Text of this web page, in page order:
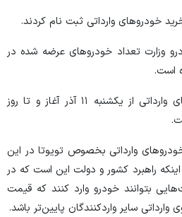
وزارت تعداد خودرو‌های عرضه شده در
ثبت نام این دوره از خودرو‌های وارداتی از یکشنبه ۱۱ آذر آغاز و تا روز
وارداتی بخصوص تویوتا در این
راهبرد کشور و دولت این است که در
بتوانند خودرو وارد کنند که قیمت
سایر واردکنندگان پایین‌تر باشد.